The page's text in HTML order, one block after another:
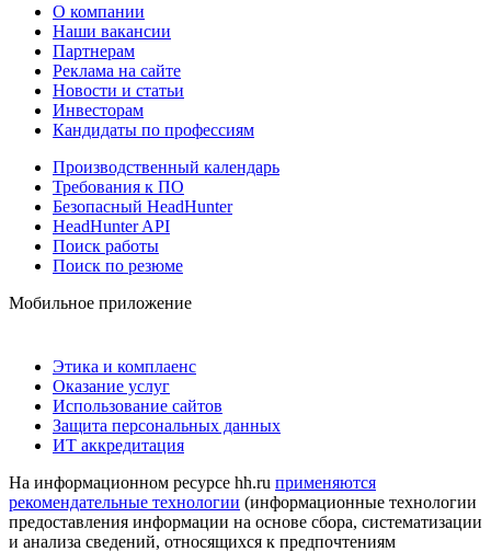
О компании
Наши вакансии
Партнерам
Реклама на сайте
Новости и статьи
Инвесторам
Кандидаты по профессиям
Производственный календарь
Требования к ПО
Безопасный HeadHunter
HeadHunter API
Поиск работы
Поиск по резюме
Мобильное приложение
Этика и комплаенс
Оказание услуг
Использование сайтов
Защита персональных данных
ИТ аккредитация
На информационном ресурсе hh.ru применяются
рекомендательные технологии (информационные технологии
предоставления информации на основе сбора, систематизации
и анализа сведений, относящихся к предпочтениям